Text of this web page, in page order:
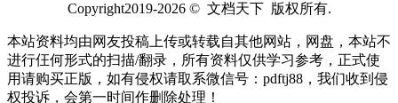
Copyright2019-2026 © 文档天下 版权所有.
本站资料均由网友投稿上传或转载自其他网站，网盘，本站不
进行仼何形式的扫描/翻录，所有资料仅供学习参考，正式使
用请购买正版，如有侵权请取系微信号：pdftj88，我们收到侵
权投诉，会第一时间作删除处理！